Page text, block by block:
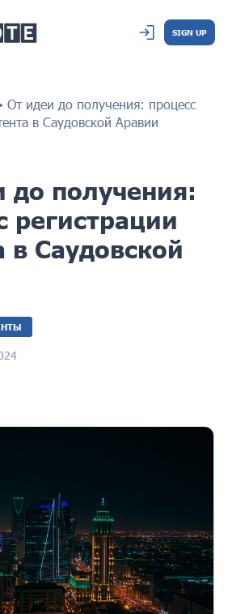
SIGN UP
От идеи до получения: процесс
в Саудовской Аравии
до получения:
регистрации
в Саудовской